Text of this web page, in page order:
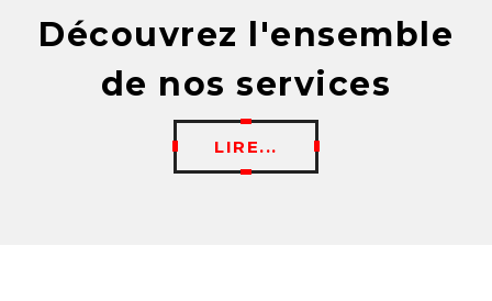
Découvrez l'ensemble
de nos services
LIRE...